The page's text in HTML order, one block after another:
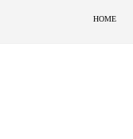
HOME